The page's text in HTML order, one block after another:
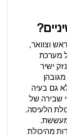
וצוואר,
מערכת
ישיר
גם בעיה
שבירה של
הלעיסה.
מעששת.
מהיכולת